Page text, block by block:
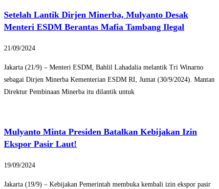
Setelah Lantik Dirjen Minerba, Mulyanto Desak
Menteri ESDM Berantas Mafia Tambang Ilegal
21/09/2024
Jakarta (21/9) – Menteri ESDM, Bahlil Lahadalia melantik Tri Winarno
sebagai Dirjen Minerba Kementerian ESDM RI, Jumat (30/9/2024). Mantan
Direktur Pembinaan Minerba itu dilantik untuk
Mulyanto Minta Presiden Batalkan Kebijakan Izin
Ekspor Pasir Laut!
19/09/2024
Jakarta (19/9) – Kebijakan Pemerintah membuka kembali izin ekspor pasir